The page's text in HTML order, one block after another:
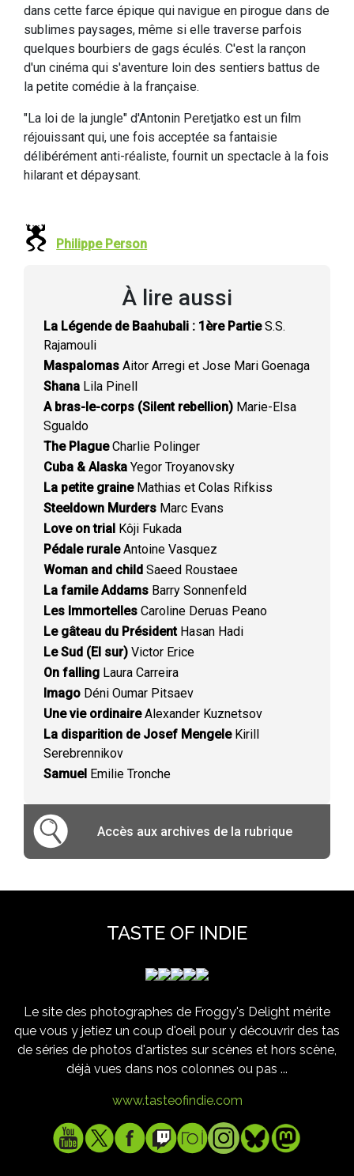
dans cette farce épique qui navigue en pirogue dans de
sublimes paysages, même si elle traverse parfois
quelques bourbiers de gags éculés. C'est la rançon
d'un cinéma qui s'aventure loin des sentiers battus de
la petite comédie à la française.
"La loi de la jungle" d'Antonin Peretjatko est un film
réjouissant qui, une fois acceptée sa fantaisie
délibérément anti-réaliste, fournit un spectacle à la fois
hilarant et dépaysant.
Philippe Person
À lire aussi
La Légende de Baahubali : 1ère PartieS.S.
Rajamouli
Maspalomas Aitor Arregi et Jose Mari Goenaga
Shana Lila Pinell
A bras-le-corps (Silent rebellion) Marie-Elsa
Sgualdo
The PlagueCharlie Polinger
Cuba & Alaska Yegor Troyanovsky
La petite graineMathias et Colas Rifkiss
Steeldown Murders Marc Evans
Love on trial Kôji Fukada
Pédale ruraleAntoine Vasquez
Woman and child Saeed Roustaee
La famile Addams Barry Sonnenfeld
Les Immortelles Caroline Deruas Peano
Le gâteau du PrésidentHasan Hadi
Le Sud (El sur) Victor Erice
On falling Laura Carreira
Imago Déni Oumar Pitsaev
Une vie ordinaireAlexander Kuznetsov
La disparition de Josef MengeleKirill
Serebrennikov
Samuel Emilie Tronche
Accès aux archives de la rubrique
TASTE OF INDIE
Le site des photographes de Froggy's Delight mérite
que vous y jetiez un coup d'oeil pour y découvrir des tas
de séries de photos d'artistes sur scènes et hors scène,
déjà vues dans nos colonnes ou pas ...
www.tasteofindie.com